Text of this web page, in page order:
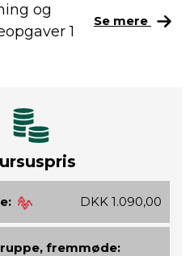
og
1
Se mere
DKK 1.090,00
fremmøde: